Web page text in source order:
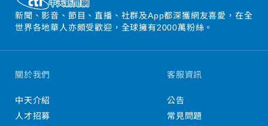
新聞、影音、節目、直播、社群及App都深獲網友喜愛，在全
世界各地華人亦頗受歡迎，全球擁有2000萬粉絲。
關於我們
中天介紹
人才招募
客服資訊
公告
常見問題